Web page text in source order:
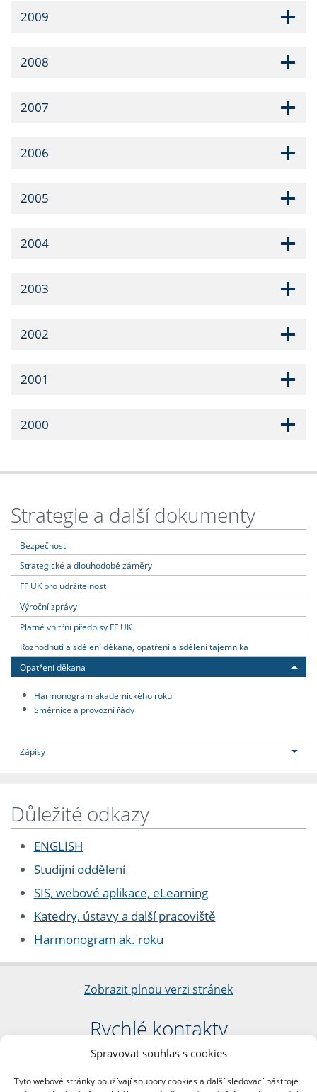
Spravovat souhlas s cookies
Tyto webové stránky používají soubory cookies a další sledovací nástroje
2009
2008
2007
2006
2005
2004
2003
2002
2001
2000
Strategie a další dokumenty
Bezpečnost
Strategické a dlouhodobé záměry
FF UK pro udržitelnost
Výroční zprávy
Platné vnitřní předpisy FF UK
Rozhodnutí a sdělení děkana, opatření a sdělení tajemníka
Opatření děkana
Harmonogram akademického roku
Směrnice a provozní řády
Zápisy
Důležité odkazy
ENGLISH
Studijní oddělení
SIS, webové aplikace, eLearning
Katedry, ústavy a další pracoviště
Harmonogram ak. roku
Zobrazit plnou verzi stránek
Rychlé kontakty
Filozofická fakulta
nám. Jana Palacha 1/2